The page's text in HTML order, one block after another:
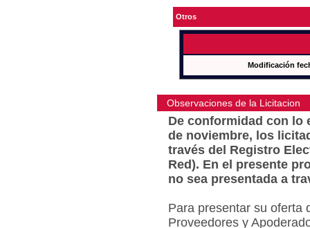
Otros
Modificación
Observaciones de la Licitacion
De conformidad con lo
de noviembre, los
través del Registro
Red). En el presente
no sea presentada a
Para presentar su oferta
Proveedores y